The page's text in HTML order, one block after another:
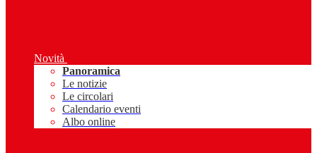
Novità
Panoramica
Le notizie
Le circolari
Calendario eventi
Albo online